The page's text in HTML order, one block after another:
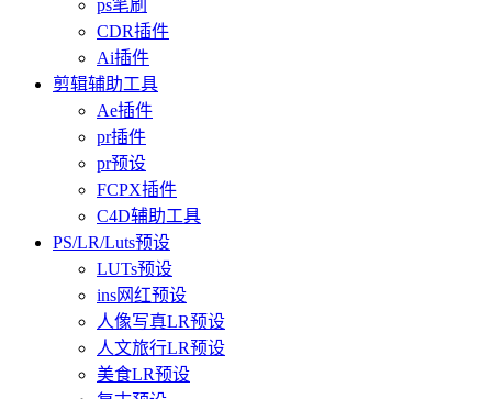
ps笔刷
CDR插件
Ai插件
剪辑辅助工具
Ae插件
pr插件
pr预设
FCPX插件
C4D辅助工具
PS/LR/Luts预设
LUTs预设
ins网红预设
人像写真LR预设
人文旅行LR预设
美食LR预设